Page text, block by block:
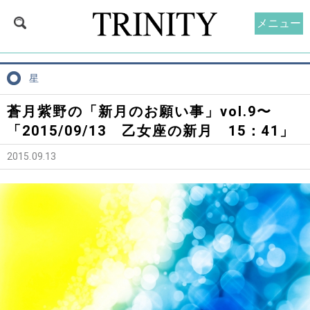
星
蒼月紫野の「新月のお願い事」vol.9〜
「2015/09/13 乙女座の新月 15：41」
2015.09.13
メニュー